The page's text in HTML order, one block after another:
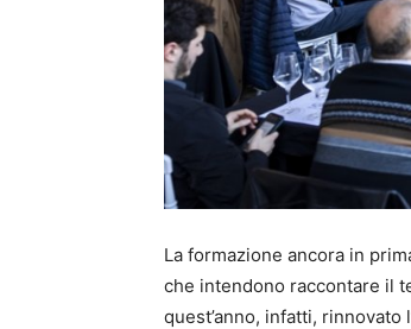
La formazione ancora in
che intendono raccontare il
quest’anno, infatti, rinnovato